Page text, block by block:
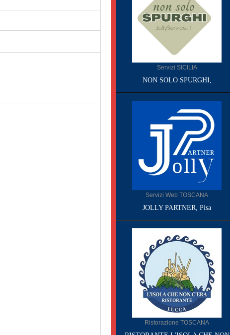
Servizi SICILIA
NON SOLO SPURGHI,
Servizi Web TOSCANA
JOLLY PARTNER, Pisa
Ristorazione TOSCANA